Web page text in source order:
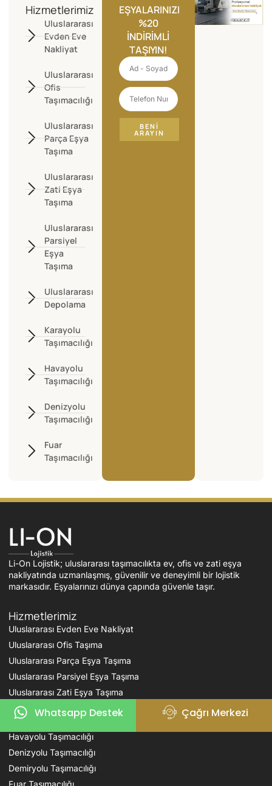
Hizmetlerimiz
Uluslararası
Evden Eve
Nakliyat
Uluslararası
Ofis
Taşımacılığı
Uluslararası
Parça Eşya
Taşıma
Uluslararası
Zati Eşya
Taşıma
Uluslararası
Parsiyel
Eşya
Taşıma
Uluslararası
Depolama
Karayolu
Taşımacılığı
Havayolu
Taşımacılığı
Denizyolu
Taşımacılığı
Fuar
Taşımacılığı
EŞYALARINIZI
%20
İNDIRIMLI
TAŞIYIN!
BENI
ARAYIN
Li-On Lojistik; uluslararası taşımacılıkta ev, ofis ve zati eşya
nakliyatında uzmanlaşmış, güvenilir ve deneyimli bir lojistik
markasıdır. Eşyalarınızı dünya çapında güvenle taşır.
Hizmetlerimiz
Uluslararası Evden Eve Nakliyat
Uluslararası Ofis Taşıma
Uluslararası Parça Eşya Taşıma
Uluslararası Parsiyel Eşya Taşıma
Uluslararası Zati Eşya Taşıma
Karayolu Taşımacılığı
Havayolu Taşımacılığı
Denizyolu Taşımacılığı
Demiryolu Taşımacılığı
Whatsapp Destek Çağrı Merkezi